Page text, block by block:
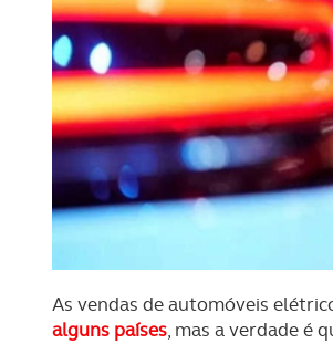
As vendas de automóveis
alguns países, mas a verdade é